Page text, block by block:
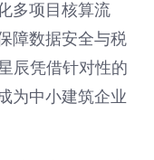
多项目核算流
障数据安全与税
辰凭借针对性的
为中小建筑企业